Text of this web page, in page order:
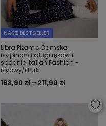
NASZ BESTSELLER
Libra Piżama Damska
rozpinana długi rękaw i
spodnie Italian Fashion -
różowy/druk
193,90 zł - 211,90 zł